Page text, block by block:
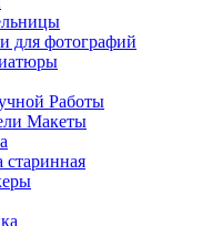
для фотографий
Работы
Макеты